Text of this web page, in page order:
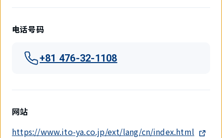
电话号码
+81 476-32-1108
网站
https://www.ito-ya.co.jp/ext/lang/cn/index.html